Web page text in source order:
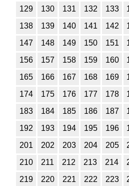
2 3 4 5 6 7
2 3 4 5 6 7
2 3 4 5 6 7
Русский
2 3 4 5 6 7
2 3 4 5 6 7
129
130 131 132 133
138
139 140 141 142
147
148 149 150 151
156
157 158 159 160
165
166 167 168 169
174
175 176 177 178
183
184 185 186 187
192
193 194 195 196
201
202 203 204 205
210
211 212 213 214
219
220 221 222 223